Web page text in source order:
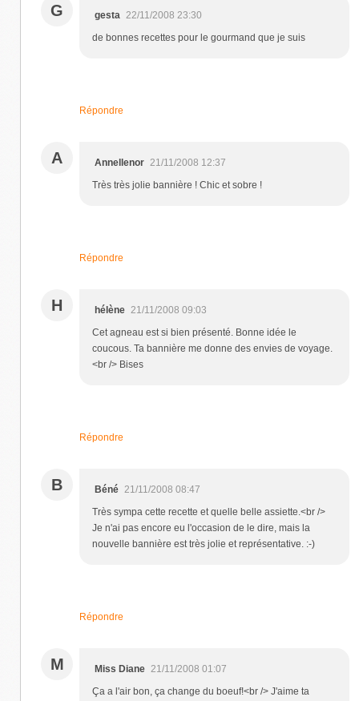
G gesta
22/11/2008 23:30
de bonnes recettes pour le gourmand que je suis
Répondre
A Annellenor 21/11/2008 12:37
Très très jolie bannière ! Chic et sobre !
Répondre
H hélène 21/11/2008 09:03
Cet agneau est si bien présenté. Bonne idée le
coucous. Ta bannière me donne des envies de voyage.
<br /> Bises
Répondre
B Béné 21/11/2008 08:47
Très sympa cette recette et quelle belle assiette.<br />
Je n'ai pas encore eu l'occasion de le dire, mais la
nouvelle bannière est très jolie et représentative. :-)
Répondre
M Miss Diane 21/11/2008 01:07
Ça a l'air bon, ça change du boeuf!<br /> J'aime ta